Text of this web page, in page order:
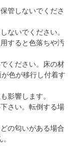
管しないでくださ
ないでください。
すると色落ちや汚
ください。床の材
色が移行し付着す
影響します。
さい。転倒する場
の匂いがある場合